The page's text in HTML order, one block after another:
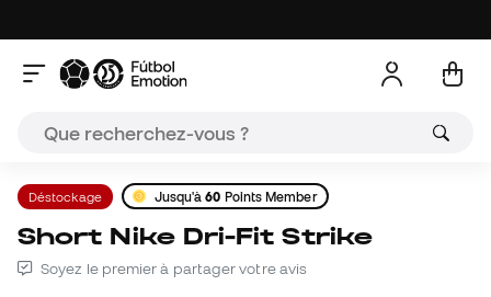
Déstockage Jusqu'à60 Points Member
Short Nike Dri-Fit Strike
Soyez le premier à partager votre avis